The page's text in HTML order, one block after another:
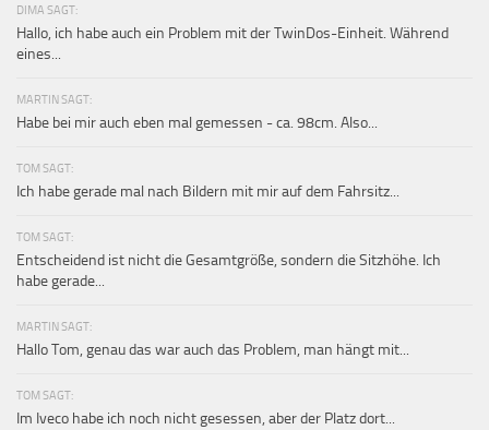
DIMA SAGT:
Hallo, ich habe auch ein Problem mit der TwinDos-Einheit. Während
eines...
MARTIN SAGT:
Habe bei mir auch eben mal gemessen - ca. 98cm. Also...
TOM SAGT:
Ich habe gerade mal nach Bildern mit mir auf dem Fahrsitz...
TOM SAGT:
Entscheidend ist nicht die Gesamtgröße, sondern die Sitzhöhe. Ich
habe gerade...
MARTIN SAGT:
Hallo Tom, genau das war auch das Problem, man hängt mit...
TOM SAGT:
Im Iveco habe ich noch nicht gesessen, aber der Platz dort...